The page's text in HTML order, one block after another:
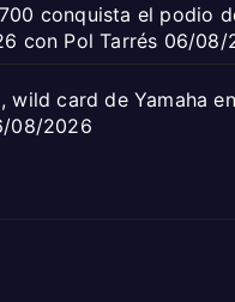
conquista el podio
con Pol Tarrés 06/08/
wild card de Yamaha
08/2026